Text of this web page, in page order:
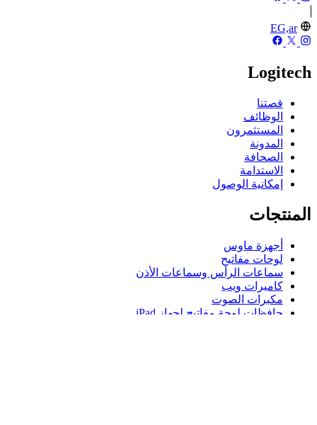
EG,ar
Logitech
قصتنا
الوظائف
المستثمرون
المدونة
الصحافة
الاستدامة
إمكانية الوصول
المنتجات
أجهزة ماوس
لوحات مفاتيح
سماعات الرأس وسماعات الأذن
كاميرات ويب
مكبرات الصوت
حافظات لوحة مفاتيح لجهاز iPad